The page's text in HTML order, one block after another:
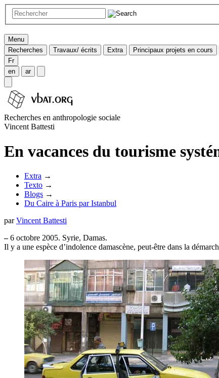
Menu
Recherches
Travaux/ écrits Extra
Principaux projets en cours
Fr
en
ar
Recherches en anthropologie sociale
Vincent Battesti
En vacances du tourisme
Extra →
Texto →
Blogs →
Du Caire à Paris par Istanbul
parVincent Battesti
–6 octobre 2005. Syrie, Damas.
Il y a une espèce d’indolence damascène, peut-être dans la